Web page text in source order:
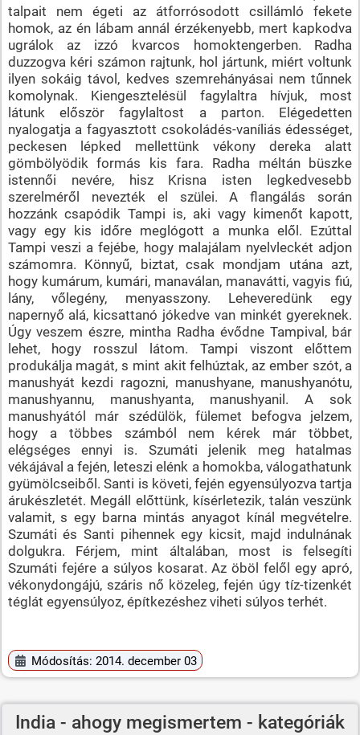
talpait nem égeti az átforrósodott csillámló fekete
homok, az én lábam annál érzékenyebb, mert kapkodva
ugrálok az izzó kvarcos homoktengerben. Radha
duzzogva kéri számon rajtunk, hol jártunk, miért voltunk
ilyen sokáig távol, kedves szemrehányásai nem tűnnek
komolynak. Kiengesztelésül fagylaltra hívjuk, most
látunk először fagylaltost a parton. Elégedetten
nyalogatja a fagyasztott csokoládés-vaníliás édességet,
peckesen lépked mellettünk vékony dereka alatt
gömbölyödik formás kis fara. Radha méltán büszke
istennői nevére, hisz Krisna isten legkedvesebb
szerelméről nevezték el szülei. A flangálás során
hozzánk csapódik Tampi is, aki vagy kimenőt kapott,
vagy egy kis időre meglógott a munka elől. Ezúttal
Tampi veszi a fejébe, hogy malajálam nyelvleckét adjon
számomra. Könnyű, biztat, csak mondjam utána azt,
hogy kumárum, kumári, manaválan, manavátti, vagyis fiú,
lány, vőlegény, menyasszony. Leheveredünk egy
napernyő alá, kicsattanó jókedve van minkét gyereknek.
Úgy veszem észre, mintha Radha évődne Tampival, bár
lehet, hogy rosszul látom. Tampi viszont előttem
produkálja magát, s mint akit felhúztak, az ember szót, a
manushyát kezdi ragozni, manushyane, manushyanótu,
manushyannu, manushyanta, manushyanil. A sok
manushyától már szédülök, fülemet befogva jelzem,
hogy a többes számból nem kérek már többet,
elégséges ennyi is. Szumáti jelenik meg hatalmas
vékájával a fején, leteszi elénk a homokba, válogathatunk
gyümölcseiből. Santi is követi, fején egyensúlyozva tartja
árukészletét. Megáll előttünk, kísérletezik, talán veszünk
valamit, s egy barna mintás anyagot kínál megvételre.
Szumáti és Santi pihennek egy kicsit, majd indulnának
dolgukra. Férjem, mint általában, most is felsegíti
Szumáti fejére a súlyos kosarat. Az öböl felől egy apró,
vékonydongájú, száris nő közeleg, fején úgy tíz-tizenkét
téglát egyensúlyoz, építkezéshez viheti súlyos terhét.
Módosítás: 2014. december 03
India - ahogy megismertem - kategóriák